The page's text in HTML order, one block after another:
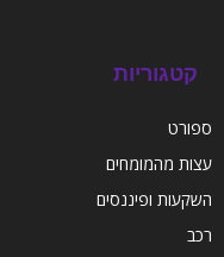
קטגוריות
ספורט
עצות מהמומחים
השקעות ופיננסים
רכב